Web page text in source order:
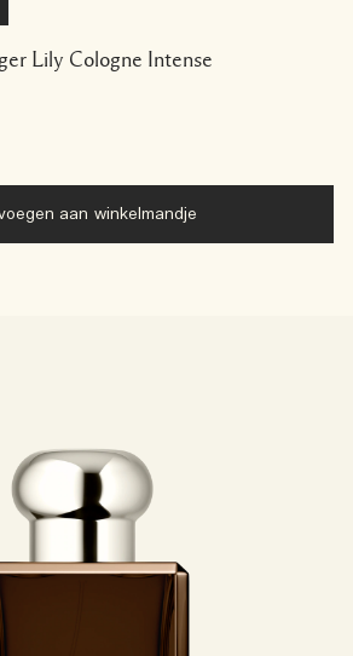
Lily Cologne Intense
aan winkelmandje